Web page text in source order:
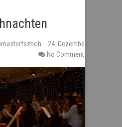
24. Dezember
No Comments